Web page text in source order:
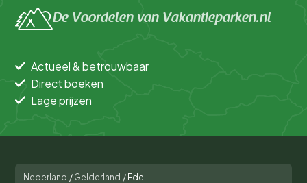
De Voordelen van Vakantieparken.nl
Actueel & betrouwbaar
Direct boeken
Lage prijzen
Nederland / Gelderland / Ede